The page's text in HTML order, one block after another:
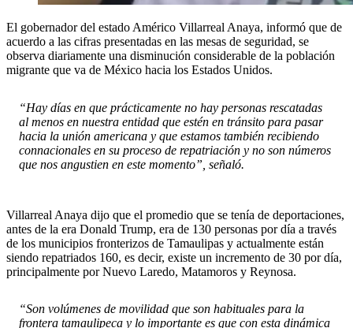
El gobernador del estado Américo Villarreal Anaya, informó que de
acuerdo a las cifras presentadas en las mesas de seguridad, se
observa diariamente una disminución considerable de la población
migrante que va de México hacia los Estados Unidos.
“Hay días en que prácticamente no hay personas rescatadas
al menos en nuestra entidad que estén en tránsito para pasar
hacia la unión americana y que estamos también recibiendo
connacionales en su proceso de repatriación y no son números
que nos angustien en este momento”, señaló.
Villarreal Anaya dijo que el promedio que se tenía de deportaciones,
antes de la era Donald Trump, era de 130 personas por día a través
de los municipios fronterizos de Tamaulipas y actualmente están
siendo repatriados 160, es decir, existe un incremento de 30 por día,
principalmente por Nuevo Laredo, Matamoros y Reynosa.
“Son volúmenes de movilidad que son habituales para la
frontera tamaulipeca y lo importante es que con esta dinámica